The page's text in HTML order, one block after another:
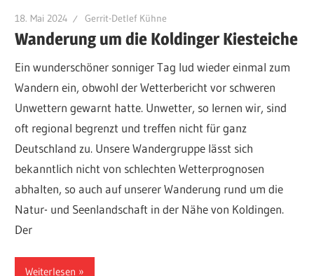
18. Mai 2024 Gerrit-Detlef Kühne
Wanderung um die Koldinger Kiesteiche
Ein wunderschöner sonniger Tag lud wieder einmal zum
Wandern ein, obwohl der Wetterbericht vor schweren
Unwettern gewarnt hatte. Unwetter, so lernen wir, sind
oft regional begrenzt und treffen nicht für ganz
Deutschland zu. Unsere Wandergruppe lässt sich
bekanntlich nicht von schlechten Wetterprognosen
abhalten, so auch auf unserer Wanderung rund um die
Natur- und Seenlandschaft in der Nähe von Koldingen.
Der
Weiterlesen